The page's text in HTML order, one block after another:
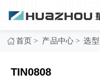
首页 > 产品中心 > 选
TIN0808